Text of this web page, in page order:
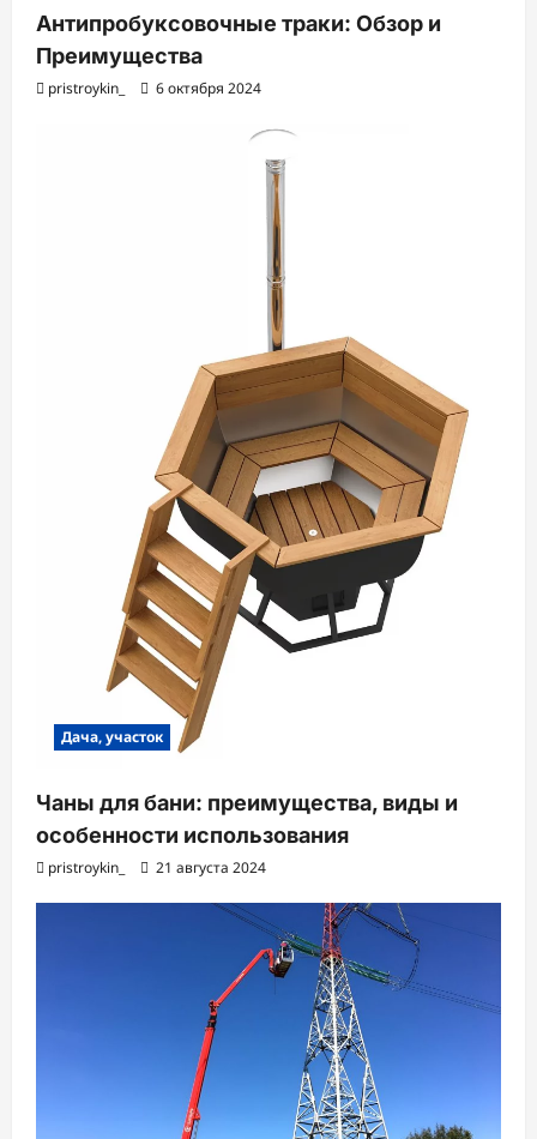
Антипробуксовочные траки: Обзор и
Преимущества
pristroykin_ 6 октября 2024
Дача, участок
Чаны для бани: преимущества, виды и
особенности использования
pristroykin_ 21 августа 2024